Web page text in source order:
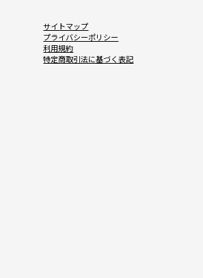
サイトマップ
プライバシーポリシー
利用規約
特定商取引法に基づく表記